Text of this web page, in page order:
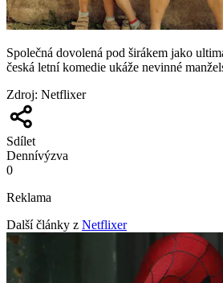
Společná dovolená pod širákem jako
česká letní komedie ukáže nevinné
Zdroj: Netflixer
Sdílet
Dennívýzva
0
Reklama
Další články z Netflixer